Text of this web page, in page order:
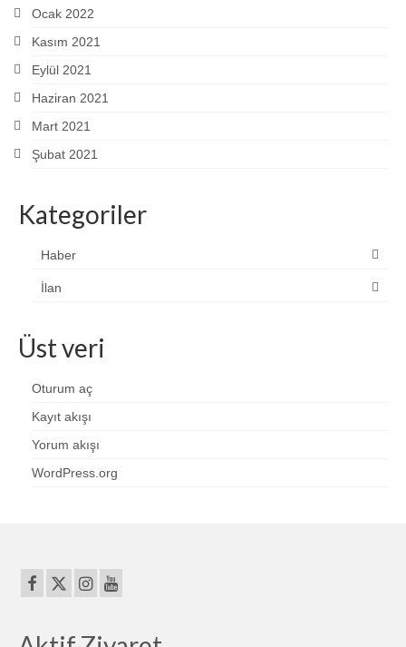
Ocak 2022
Kasım 2021
Eylül 2021
Haziran 2021
Mart 2021
Şubat 2021
Kategoriler
Haber
İlan
Üst veri
Oturum aç
Kayıt akışı
Yorum akışı
WordPress.org